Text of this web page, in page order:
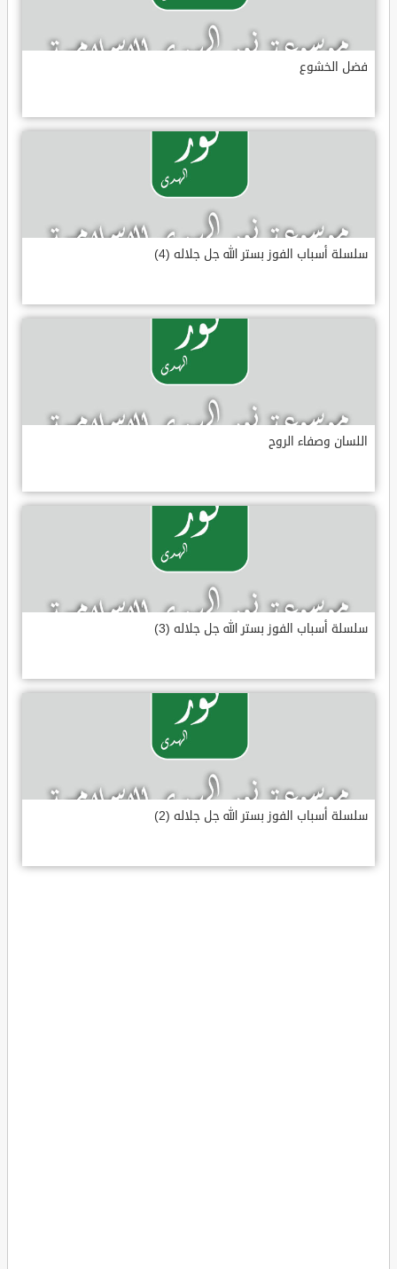
فضل الخشوع
سلسلة أسباب الفوز بستر الله جل جلاله (4)
اللسان وصفاء الروح
سلسلة أسباب الفوز بستر الله جل جلاله (3)
سلسلة أسباب الفوز بستر الله جل جلاله (2)